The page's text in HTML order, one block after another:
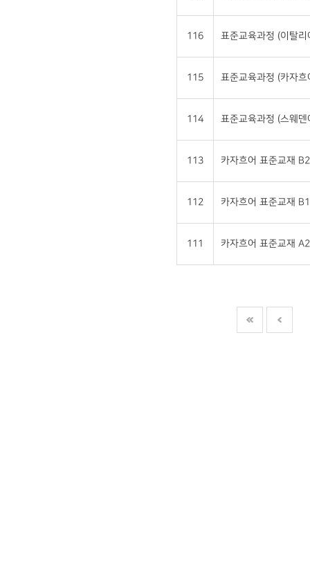
116 표준교육과정 (이탈리
115 표준교육과정 (카자흐
114 표준교육과정 (스웨덴
113 카자흐어 표준교재
112 카자흐어 표준교재
111 카자흐어 표준교재